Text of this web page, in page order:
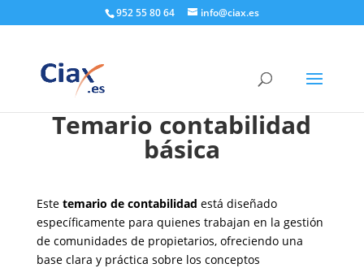
952 55 80 64 info@ciax.es
Temario contabilidad
básica
Este temario de contabilidad está diseñado
específicamente para quienes trabajan en la gestión
de comunidades de propietarios, ofreciendo una
base clara y práctica sobre los conceptos